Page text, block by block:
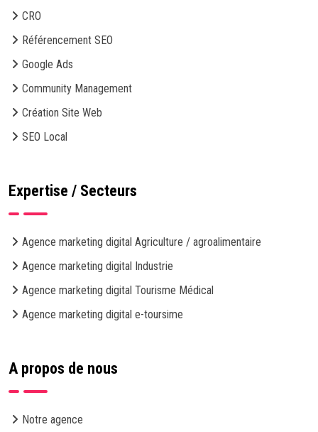
CRO
Référencement SEO
Google Ads
Community Management
Création Site Web
SEO Local
Expertise / Secteurs
Agence marketing digital Agriculture / agroalimentaire
Agence marketing digital Industrie
Agence marketing digital Tourisme Médical
Agence marketing digital e-toursime
A propos de nous
Notre agence